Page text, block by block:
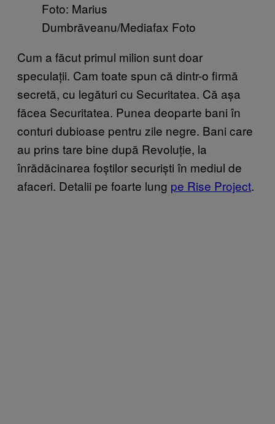
Foto: Marius
Dumbrăveanu/Mediafax Foto
Cum a făcut primul milion sunt doar
speculații. Cam toate spun că dintr-o firmă
secretă, cu legături cu Securitatea. Că așa
făcea Securitatea. Punea deoparte bani în
conturi dubioase pentru zile negre. Bani care
au prins tare bine după Revoluție, la
înrădăcinarea foștilor securiști în mediul de
afaceri. Detalii pe foarte lung pe Rise Project.